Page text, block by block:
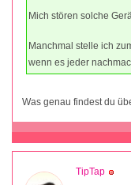
Mich stören solche
Manchmal stelle ich
wenn es jeder
Was genau findest du
TipTap